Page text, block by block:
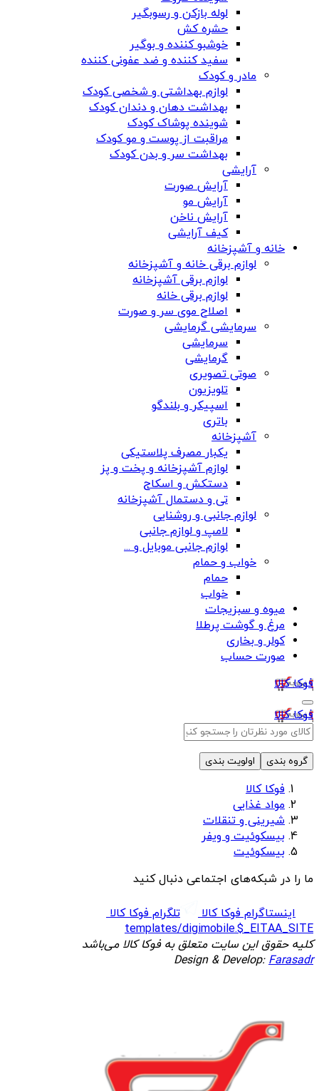
لوله بازکن و رسوبگیر
حشره کش
خوشبو کننده و بوگیر
سفید کننده و ضد عفونی کننده
مادر و کودک
لوازم بهداشتی و شخصی کودک
بهداشت دهان و دندان کودک
شوینده پوشاک کودک
مراقبت از پوست و مو کودک
بهداشت سر و بدن کودک
آرایشی
آرایش صورت
آرایش مو
آرایش ناخن
کیف آرایشی
خانه و آشپزخانه
لوازم برقی خانه و آشپزخانه
لوازم برقی آشپزخانه
لوازم برقی خانه
اصلاح موی سر و صورت
سرمایشی گرمایشی
سرمایشی
گرمایشی
صوتی تصویری
تلویزیون
اسپیکر و بلندگو
باتری
آشپزخانه
یکبار مصرف پلاستیکی
لوازم آشپزخانه و پخت و پز
دستکش و اسکاج
تی و دستمال آشپزخانه
لوازم جانبی و روشنایی
لامپ و لوازم جانبی
لوازم جانبی موبایل و ...
خواب و حمام
حمام
خواب
میوه و سبزیجات
مرغ و گوشت پرطلا
کولر و بخاری
صورت حساب
فوکا کالا
فوکا کالا
گروه بندی اولویت بندی
فوکا کالا
مواد غذایی
شیرینی و تنقلات
بیسکوئیت و ویفر
بیسکوئیت
ما را در شبکه‌های اجتماعی دنبال کنید
اینستاگرام فوکا کالا
تلگرام فوکا کالا
templates/digimobile.$_EITAA_SITE
کلیه حقوق این سایت متعلق به فوکا کالا می‌باشد
Design & Develop:Farasadr